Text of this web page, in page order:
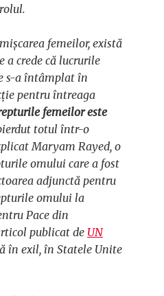
femeilor, există
a crede că lucrurile
s-a întâmplat în
pentru întreaga
femeilor este
totul într-o
Maryam Rayed, o
omului care a fost
adjunctă pentru
omului la
Pace din
publicat de UN
în exil, în Statele Unite